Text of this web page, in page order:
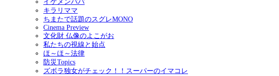
イケメンパパ
キラリママ
ちまたで話題のスグレMONO
Cinema Preview
文化財 仏像のよこがお
私たちの視線と始点
ほ～ほ～法律
防災Topics
ズボラ独女がチェック！！スーパーのイマコレ